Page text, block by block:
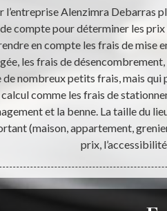
l’entreprise Alenzimra Debarras
compte pour déterminer les prix
en compte les frais de mise
les frais de
de nombreux petits frais, mais qui
calcul comme les frais de
et la benne. La taille du
(maison, appartement,
prix,